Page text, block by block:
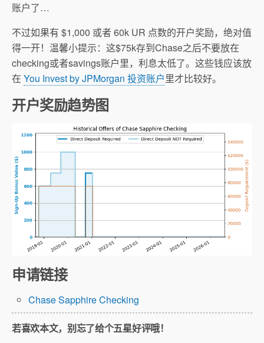
账户了…
不过如果有 $1,000 或者 60k UR 点数的开户奖励，绝对值
得一开！温馨小提示：这$75k存到Chase之后不要放在
checking或者savings账户里，利息太低了。这些钱应该放
在 You Invest by JPMorgan 投资账户里才比较好。
开户奖励趋势图
申请链接
Chase Sapphire Checking
若喜欢本文，别忘了给个五星好评哦！